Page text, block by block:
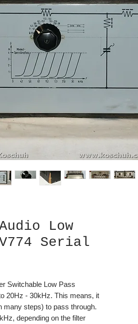
Low
Serial
Switchable Low Pass
20Hz - 30kHz. This means, it
many steps) to pass through.
depending on the filter